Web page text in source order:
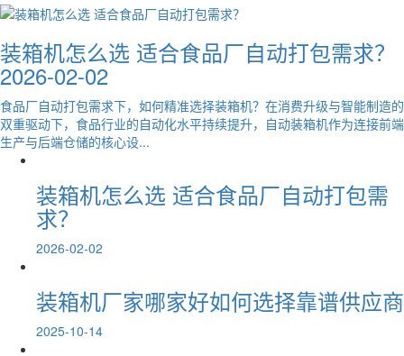
装箱机怎么选 适合食品厂自动打包需求？
2026-02-02
食品厂自动打包需求下，如何精准选择装箱机？在消费升级与智能制造的
双重驱动下，食品行业的自动化水平持续提升，自动装箱机作为连接前端
生产与后端仓储的核心设...
装箱机怎么选 适合食品厂自动打包需
求？
2026-02-02
装箱机厂家哪家好如何选择靠谱供应商
2025-10-14